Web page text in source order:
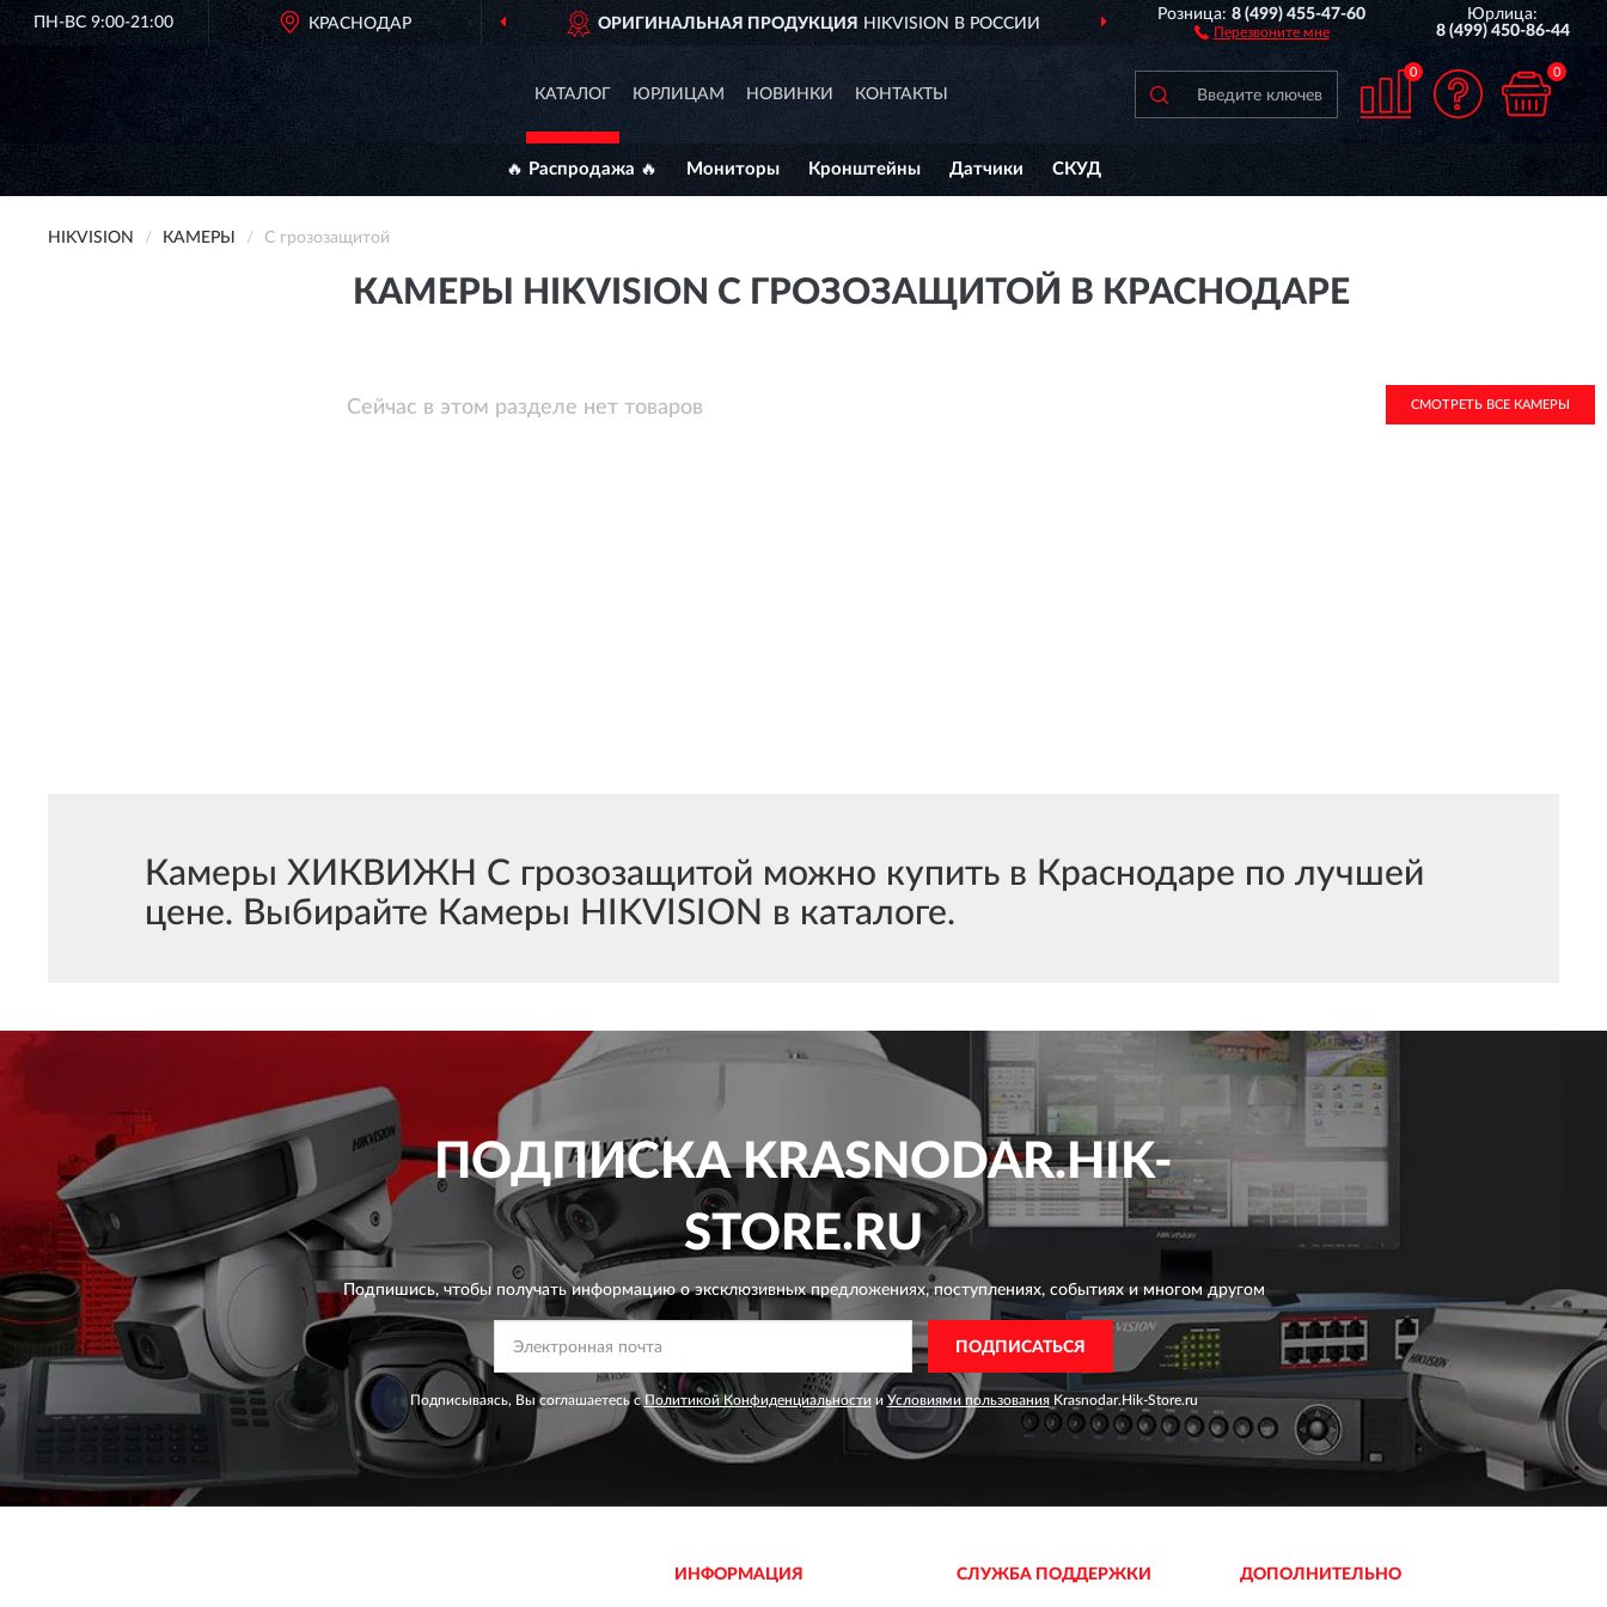
ПН-ВС 9:00-21:00 КРАСНОДАР ОРИГИНАЛЬНАЯ ПРОДУКЦИЯ HIKVISION В РОССИИ ДОСТАВИМ ПО ВСЕЙ РОССИИ
Розница:8 (499) 455-47-60
Перезвоните мне
Юрлица:
8 (499) 450-86-44
КАТАЛОГ ЮРЛИЦАМ НОВИНКИ КОНТАКТЫ
0 0
🔥 Распродажа 🔥 Мониторы Кронштейны Датчики СКУД
HIKVISION КАМЕРЫ С грозозащитой
КАМЕРЫ HIKVISION С ГРОЗОЗАЩИТОЙ В КРАСНОДАРЕ
Сейчас в этом разделе нет товаров СМОТРЕТЬ ВСЕ КАМЕРЫ
Камеры ХИКВИЖН С грозозащитой можно купить в Краснодаре по лучшей
цене. Выбирайте Камеры HIKVISION в каталоге.
ПОДПИСКАKRASNODAR.HIK-
STORE.RU
Подпишись, чтобы получать информацию о эксклюзивных предложениях,поступлениях, событиях и многом другом
ПОДПИСАТЬСЯ
Подписываясь, Вы соглашаетесь сПолитикой Конфиденциальности и Условиями пользованияKrasnodar.Hik-Store.ru
ИНФОРМАЦИЯ СЛУЖБА ПОДДЕРЖКИ ДОПОЛНИТЕЛЬНО